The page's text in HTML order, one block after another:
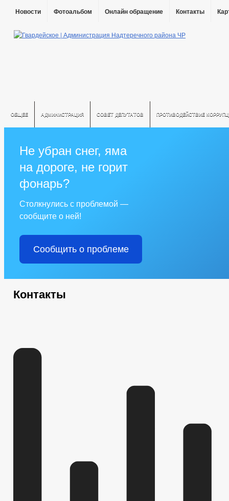
Новости Фотоальбом Онлайн обращение Контакты
ОБЩЕЕ АДМИНИСТРАЦИЯ СОВЕТ ДЕПУТАТОВ ПРОТИВОДЕЙСТВИЕ
Не убран снег, яма
на дороге, не горит
фонарь?
Столкнулись с проблемой —
сообщите о ней!
Сообщить о проблеме
Контакты